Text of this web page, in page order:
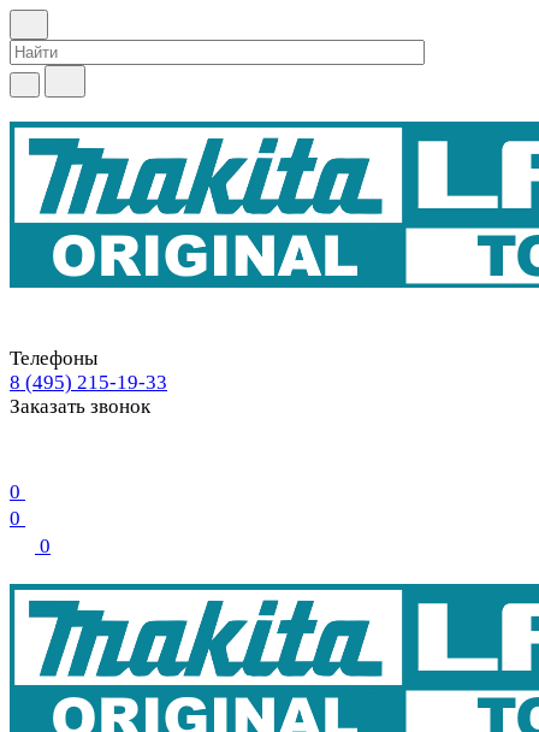
Телефоны
8 (495) 215-19-33
Заказать звонок
0
0
0